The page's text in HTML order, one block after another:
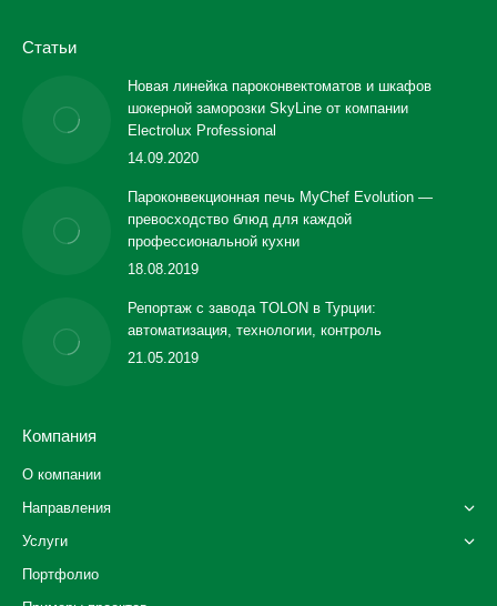
Статьи
Новая линейка пароконвектоматов и шкафов
шокерной заморозки SkyLine от компании
Electrolux Professional
14.09.2020
Пароконвекционная печь MyChef Evolution —
превосходство блюд для каждой
профессиональной кухни
18.08.2019
Репортаж с завода TOLON в Турции:
автоматизация, технологии, контроль
21.05.2019
Компания
О компании
Направления
Услуги
Портфолио